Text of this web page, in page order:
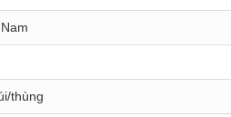
thùng